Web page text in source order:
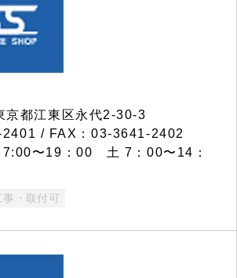
都江東区永代2-30-3
/ FAX：03-3641-2402
7:00〜19：00 土 7：00〜14：
事・取付可